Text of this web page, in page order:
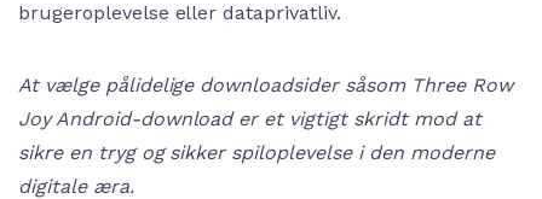
brugeroplevelse eller dataprivatliv.
At vælge pålidelige downloadsider såsom Three Row
Joy Android-download er et vigtigt skridt mod at
sikre en tryg og sikker spiloplevelse i den moderne
digitale æra.